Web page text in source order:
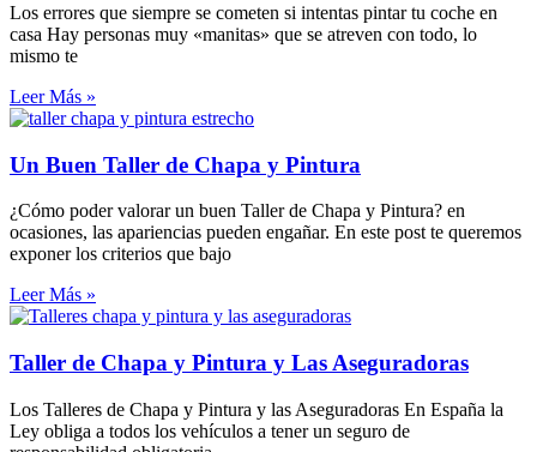
Los errores que siempre se cometen si intentas pintar tu coche en
casa Hay personas muy «manitas» que se atreven con todo, lo
mismo te
Leer Más »
Un Buen Taller de Chapa y Pintura
¿Cómo poder valorar un buen Taller de Chapa y Pintura? en
ocasiones, las apariencias pueden engañar. En este post te queremos
exponer los criterios que bajo
Leer Más »
Taller de Chapa y Pintura y Las Aseguradoras
Los Talleres de Chapa y Pintura y las Aseguradoras En España la
Ley obliga a todos los vehículos a tener un seguro de